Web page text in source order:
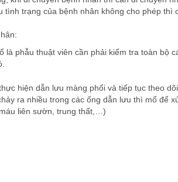
trạng của bệnh nhân không cho phép thì
là phẫu thuật viên cần phải kiểm tra toàn bộ
hiện dẫn lưu màng phổi và tiếp tục theo
ra nhiều trong các ống dẫn lưu thì mổ để
liên sườn, trung thất,…)